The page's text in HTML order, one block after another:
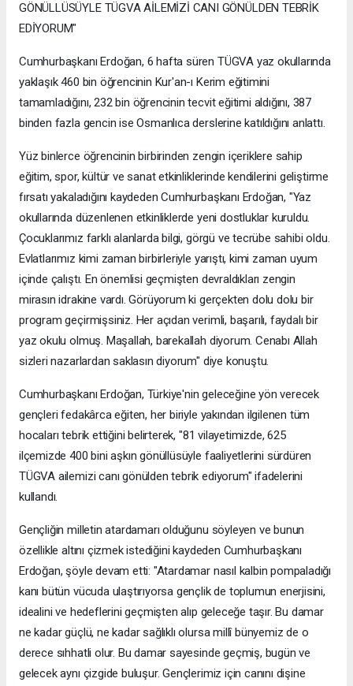
GÖNÜLLÜSÜYLE TÜGVA AİLEMİZİ CANI GÖNÜLDEN TEBRİK
EDİYORUM"
Cumhurbaşkanı Erdoğan, 6 hafta süren TÜGVA yaz okullarında
yaklaşık 460 bin öğrencinin Kur'an-ı Kerim eğitimini
tamamladığını, 232 bin öğrencinin tecvit eğitimi aldığını, 387
binden fazla gencin ise Osmanlıca derslerine katıldığını anlattı.
Yüz binlerce öğrencinin birbirinden zengin içeriklere sahip
eğitim, spor, kültür ve sanat etkinliklerinde kendilerini geliştirme
fırsatı yakaladığını kaydeden Cumhurbaşkanı Erdoğan, "Yaz
okullarında düzenlenen etkinliklerde yeni dostluklar kuruldu.
Çocuklarımız farklı alanlarda bilgi, görgü ve tecrübe sahibi oldu.
Evlatlarımız kimi zaman birbirleriyle yarıştı, kimi zaman uyum
içinde çalıştı. En önemlisi geçmişten devraldıkları zengin
mirasın idrakine vardı. Görüyorum ki gerçekten dolu dolu bir
program geçirmişsiniz. Her açıdan verimli, başarılı, faydalı bir
yaz okulu olmuş. Maşallah, barekallah diyorum. Cenabı Allah
sizleri nazarlardan saklasın diyorum" diye konuştu.
Cumhurbaşkanı Erdoğan, Türkiye'nin geleceğine yön verecek
gençleri fedakârca eğiten, her biriyle yakından ilgilenen tüm
hocaları tebrik ettiğini belirterek, "81 vilayetimizde, 625
ilçemizde 400 bini aşkın gönüllüsüyle faaliyetlerini sürdüren
TÜGVA ailemizi canı gönülden tebrik ediyorum" ifadelerini
kullandı.
Gençliğin milletin atardamarı olduğunu söyleyen ve bunun
özellikle altını çizmek istediğini kaydeden Cumhurbaşkanı
Erdoğan, şöyle devam etti: "Atardamar nasıl kalbin pompaladığı
kanı bütün vücuda ulaştırıyorsa gençlik de toplumun enerjisini,
idealini ve hedeflerini geçmişten alıp geleceğe taşır. Bu damar
ne kadar güçlü, ne kadar sağlıklı olursa millî bünyemiz de o
derece sıhhatli olur. Bu damar sayesinde geçmiş, bugün ve
gelecek aynı çizgide buluşur. Gençlerimiz için canını dişine